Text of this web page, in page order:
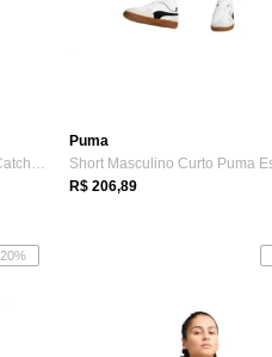
Tênis Casual Masculino Puma Catch Sd Preto
Puma
R$ 206,89